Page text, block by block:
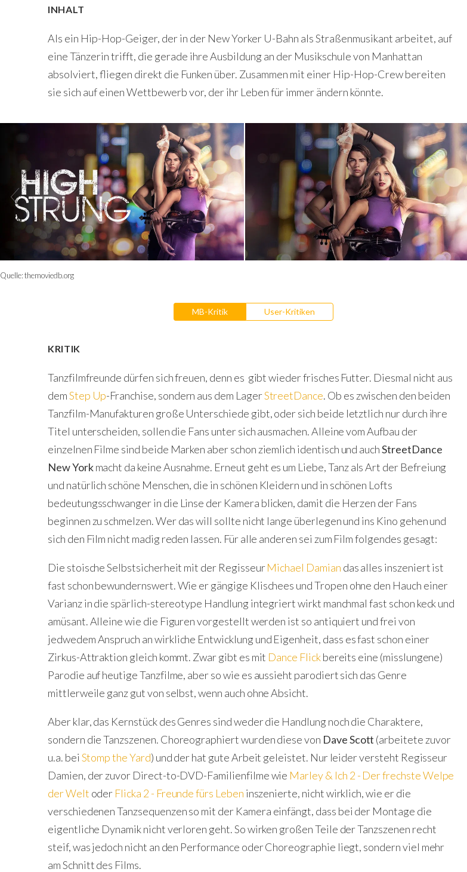
INHALT
Als ein Hip-Hop-Geiger, der in der New Yorker U-Bahn als Straßenmusikant arbeitet, auf
eine Tänzerin trifft, die gerade ihre Ausbildung an der Musikschule von Manhattan
absolviert, fliegen direkt die Funken über. Zusammen mit einer Hip-Hop-Crew bereiten
sie sich auf einen Wettbewerb vor, der ihr Leben für immer ändern könnte.
Quelle:themoviedb.org
MB-Kritik User-Kritiken
KRITIK
Tanzfilmfreunde dürfen sich freuen, denn es gibt wieder frisches Futter. Diesmal nicht aus
demStep Up-Franchise, sondern aus dem LagerStreetDance. Ob es zwischen den beiden
Tanzfilm-Manufakturen große Unterschiede gibt, oder sich beide letztlich nur durch ihre
Titel unterscheiden, sollen die Fans unter sich ausmachen. Alleine vom Aufbau der
einzelnen Filme sind beide Marken aber schon ziemlich identisch und auchStreetDance
New Yorkmacht da keine Ausnahme. Erneut geht es um Liebe, Tanz als Art der Befreiung
und natürlich schöne Menschen, die in schönen Kleidern und in schönen Lofts
bedeutungsschwanger in die Linse der Kamera blicken, damit die Herzen der Fans
beginnen zu schmelzen. Wer das will sollte nicht lange überlegen und ins Kino gehen und
sich den Film nicht madig reden lassen. Für alle anderen sei zum Film folgendes gesagt:
Die stoische Selbstsicherheit mit der RegisseurMichael Damian das alles inszeniert ist
fast schon bewundernswert. Wie er gängige Klischees und Tropen ohne den Hauch einer
Varianz in die spärlich-stereotype Handlung integriert wirkt manchmal fast schon keck und
amüsant. Alleine wie die Figuren vorgestellt werden ist so antiquiert und frei von
jedwedem Anspruch an wirkliche Entwicklung und Eigenheit, dass es fast schon einer
Zirkus-Attraktion gleich kommt. Zwar gibt es mit Dance Flickbereits eine (misslungene)
Parodie auf heutige Tanzfilme, aber so wie es aussieht parodiert sich das Genre
mittlerweile ganz gut von selbst, wenn auch ohne Absicht.
Aber klar, das Kernstück des Genres sind weder die Handlung noch die Charaktere,
sondern die Tanzszenen. Choreographiert wurden diese von Dave Scott (arbeitete zuvor
u.a. bei Stomp the Yard) und der hat gute Arbeit geleistet. Nur leider versteht Regisseur
Damien, der zuvor Direct-to-DVD-Familienfilme wie Marley & Ich 2 - Der frechste Welpe
der Welt oder Flicka 2 - Freunde fürs Leben inszenierte, nicht wirklich, wie er die
verschiedenen Tanzsequenzen so mit der Kamera einfängt, dass bei der Montage die
eigentliche Dynamik nicht verloren geht. So wirken großen Teile der Tanzszenen recht
steif, was jedoch nicht an den Performance oder Choreographie liegt, sondern viel mehr
am Schnitt des Films.